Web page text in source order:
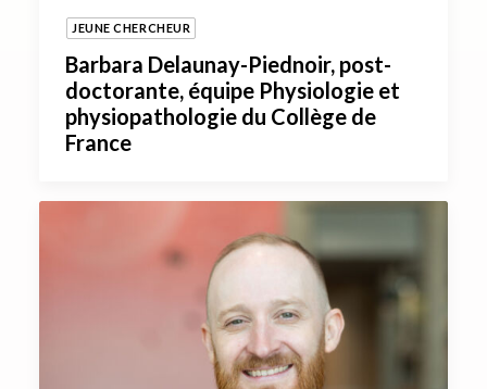
JEUNE CHERCHEUR
Barbara Delaunay-Piednoir, post-
doctorante, équipe Physiologie et
physiopathologie du Collège de
France